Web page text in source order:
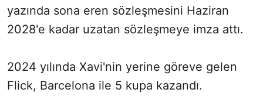
yazında sona eren sözleşmesini Haziran
2028'e kadar uzatan sözleşmeye imza attı.
2024 yılında Xavi'nin yerine göreve gelen
Flick, Barcelona ile 5 kupa kazandı.